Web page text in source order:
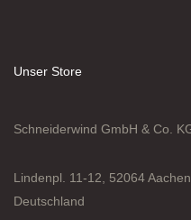
Unser Store
Schneiderwind GmbH & Co.
Lindenpl. 11-12, 52064 Aachen,
Deutschland